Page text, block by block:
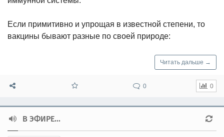
Если примитивно и упрощая в известной степени, то
вакцины бывают разные по своей природе:
Читать дальше →
0 0
В ЭФИРЕ...